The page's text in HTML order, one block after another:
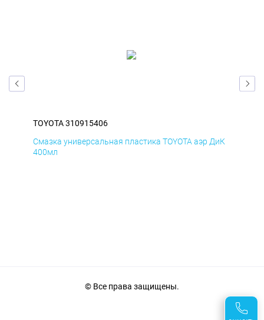
TOYOTA 310915406
Смазка универсальная пластика TOYOTA аэр ДиК
400мл
© Все права защищены.